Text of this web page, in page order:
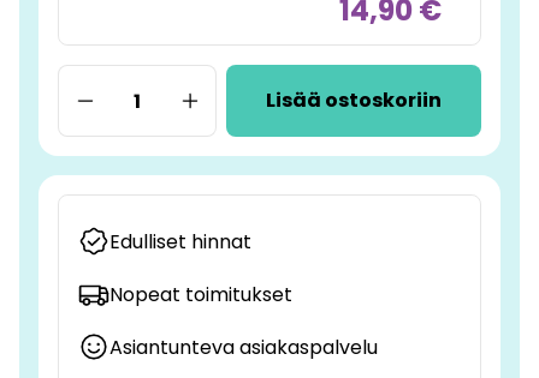
14,90 €
Lisää ostoskoriin
Edulliset hinnat
Nopeat toimitukset
Asiantunteva asiakaspalvelu